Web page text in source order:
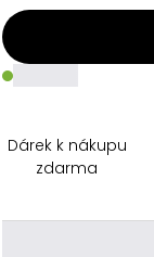
_____
Dárek k nákupu
zdarma